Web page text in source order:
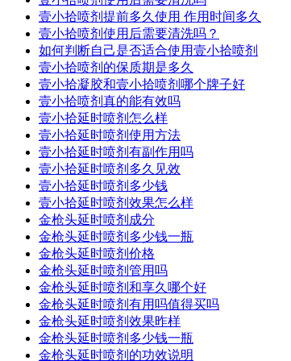
壹小拾喷剂提前多久使用 作用时间多久
壹小拾喷剂使用后需要清洗吗？
如何判断自己是否适合使用壹小拾喷剂
壹小拾喷剂的保质期是多久
壹小拾凝胶和壹小拾喷剂哪个牌子好
壹小拾喷剂真的能有效吗
壹小拾延时喷剂怎么样
壹小拾延时喷剂使用方法
壹小拾延时喷剂有副作用吗
壹小拾延时喷剂多久见效
壹小拾延时喷剂多少钱
壹小拾延时喷剂效果怎么样
金枪头延时喷剂成分
金枪头延时喷剂多少钱一瓶
金枪头延时喷剂价格
金枪头延时喷剂管用吗
金枪头延时喷剂和享久哪个好
金枪头延时喷剂有用吗值得买吗
金枪头延时喷剂效果昨样
金枪头延时喷剂多少钱一瓶
金枪头延时喷剂的功效说明